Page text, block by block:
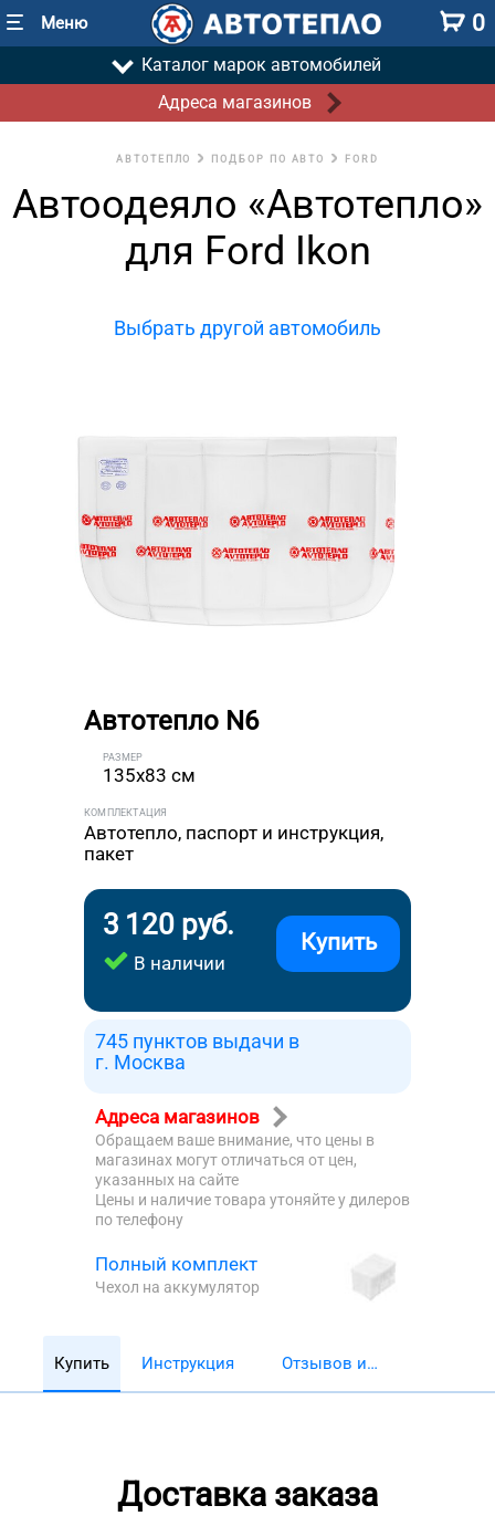
Меню 0
Каталог марок автомобилей
Адреса магазинов
АВТОТЕПЛО ПОДБОР ПО АВТО FORD
Автоодеяло «Автотепло»
для Ford Ikon
Выбрать другой автомобиль
Автотепло N6
РАЗМЕР
135x83 см
КОМПЛЕКТАЦИЯ
Автотепло, паспорт и инструкция,
пакет
3 120 руб.
В наличии
Купить
745 пунктов выдачи в
г. Москва
Адреса магазинов
Обращаем ваше внимание, что цены в
магазинах могут отличаться от цен,
указанных на сайте
Цены и наличие товара утоняйте у дилеров
по телефону
Полный комплект
Чехол на аккумулятор
Купить Инструкция
Отзывов и
Доставка заказа